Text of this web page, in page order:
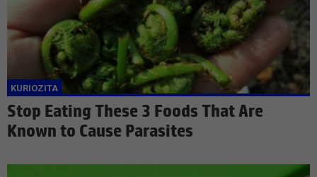
Stop Eating These 3 Foods That Are
Known to Cause Parasites